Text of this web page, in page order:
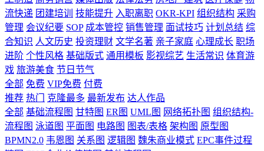
流快递 团建培训 技能提升 入职离职 OKR-KPI 组织结构 采购
管理 会议纪要 SOP 成本管控 销售管理 面试技巧 计划总结 综
合知识 人文历史 投资理财 文学名著 亲子家庭 心理成长 职场
进阶 个性风格 基础版式 通用模板 影视综艺 生活常识 体育游
戏 旅游美食 节日节气
全部 免费 VIP免费 付费
推荐 热门 克隆最多 最新发布 达人作品
全部 基础流程图 甘特图 ER图 UML图 网络拓扑图 组织结构-
流程图 泳道图 平面图 电路图 图表/表格 架构图 原型图
BPMN2.0 韦恩图 关系图 逻辑图 魏朱商业模式 EPC事件过程